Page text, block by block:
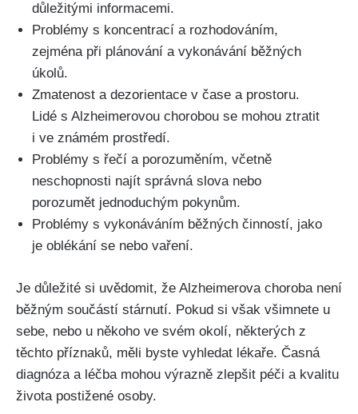
důležitými informacemi.
Problémy s koncentrací a rozhodováním,
zejména při plánování a vykonávání běžných
úkolů.
Zmatenost a dezorientace v čase a prostoru.
Lidé s Alzheimerovou chorobou se mohou ztratit
i ve známém prostředí.
Problémy s řečí a porozuměním, včetně
neschopnosti najít správná slova nebo
porozumět jednoduchým pokynům.
Problémy s vykonáváním běžných činností, jako
je oblékání se nebo vaření.
Je důležité si uvědomit, že Alzheimerova choroba není
běžným součástí stárnutí. Pokud si však všimnete u
sebe, nebo u někoho ve svém okolí, některých z
těchto příznaků, měli byste vyhledat lékaře. Časná
diagnóza a léčba mohou výrazně zlepšit péči a kvalitu
života postižené osoby.